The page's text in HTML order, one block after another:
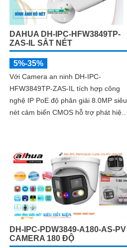
DAHUA DH-IPC-HFW3849TP-
ZAS-IL SẮT NÉT
5%-35%
Với Camera an ninh DH-IPC-
HFW3849TP-ZAS-IL tích hợp công
nghệ IP PoE độ phân giải 8.0MP siêu
nét cảm biến CMOS hỗ trợ phát hiện
DH-IPC-PDW3849-A180-AS-PV
CAMERA 180 ĐỘ